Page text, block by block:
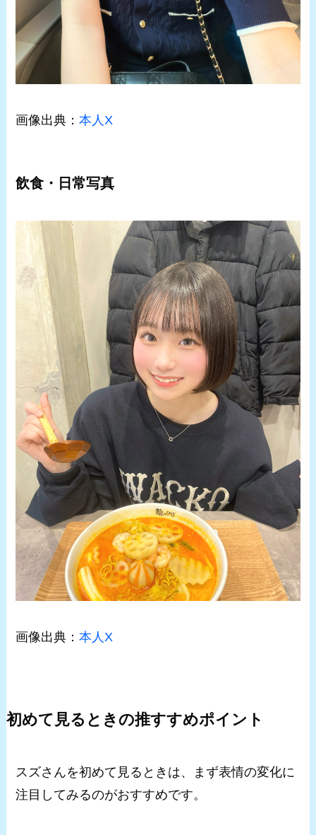
画像出典：本人X
飲食・日常写真
画像出典：本人X
初めて見るときの推すすめポイント
スズさんを初めて見るときは、まず表情の変化に
注目してみるのがおすすめです。